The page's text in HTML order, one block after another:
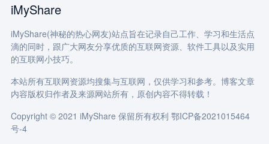
iMyShare
iMyShare(神秘的热心网友)站点旨在记录自己工作、学习和生活点
滴的同时，跟广大网友分享优质的互联网资源、软件工具以及实用
的互联网小技巧。
本站所有互联网资源均搜集与互联网，仅供学习和参考。博客文章
内容版权归作者及来源网站所有，原创内容不得转载！
Copyright © 2021 iMyShare 保留所有权利 鄂ICP备2021015464
号-4